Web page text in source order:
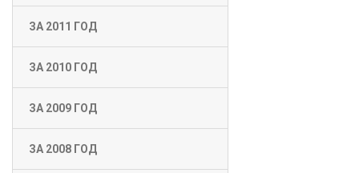
ЗА 2011 ГОД
ЗА 2010 ГОД
ЗА 2009 ГОД
ЗА 2008 ГОД